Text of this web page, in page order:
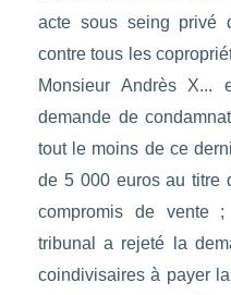
acte sous seing privé
contre tous les
Monsieur Andrès X...
demande de
tout le moins de ce
de 5 000 euros au titre
compromis de vente
tribunal a rejeté la
coindivisaires à payer